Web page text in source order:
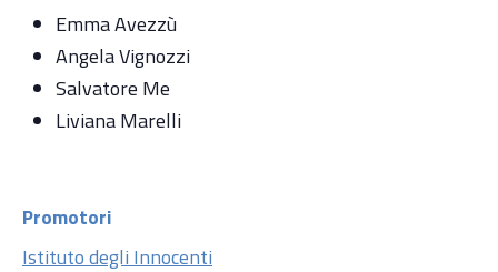
Emma Avezzù
Angela Vignozzi
Salvatore Me
Liviana Marelli
Promotori
Istituto degli Innocenti